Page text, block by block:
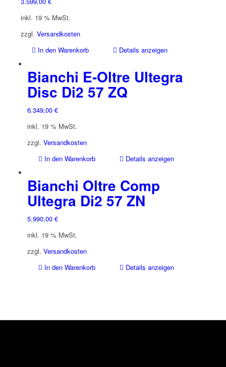
inkl. 19 % MwSt.
zzgl. Versandkosten
In den Warenkorb
Details anzeigen
Bianchi E-Oltre Ultegra
Disc Di2 57 ZQ
6.349,00 €
inkl. 19 % MwSt.
zzgl. Versandkosten
In den Warenkorb
Details anzeigen
Bianchi Oltre Comp
Ultegra Di2 57 ZN
5.990,00 €
inkl. 19 % MwSt.
zzgl. Versandkosten
In den Warenkorb
Details anzeigen